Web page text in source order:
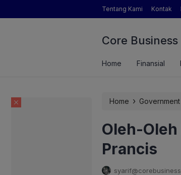
Tentang Kami Kontak
Core Business
Pertanian yang Dimaksud Mentan Amran?
Home Finansial
Home › Government
Oleh-
Prancis
syarif@corebusiness